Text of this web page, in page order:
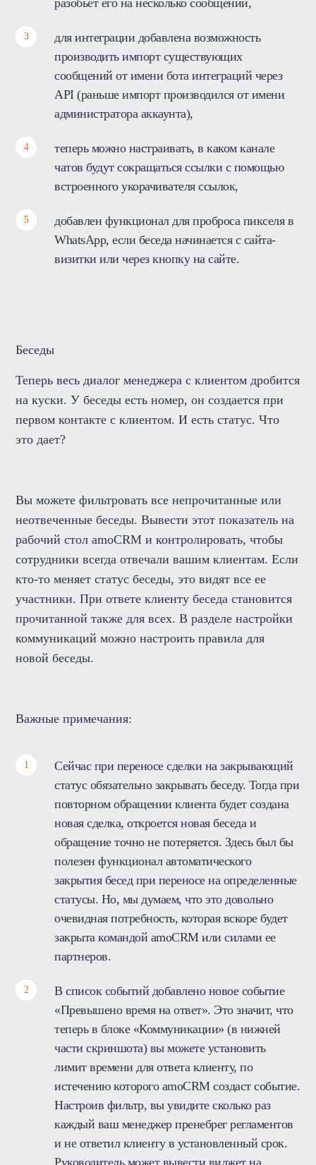
для интеграции добавлена возможность
производить импорт существующих
сообщений от имени бота интеграций через
API (раньше импорт производился от имени
администратора аккаунта),
теперь можно настраивать, в каком канале
чатов будут сокращаться ссылки с помощью
встроенного укорачивателя ссылок,
добавлен функционал для проброса пикселя в
WhatsApp, если беседа начинается с сайта-
визитки или через кнопку на сайте.
Беседы
Теперь весь диалог менеджера с клиентом дробится
на куски. У беседы есть номер, он создается при
первом контакте с клиентом. И есть статус. Что
это дает?
Вы можете фильтровать все непрочитанные или
неотвеченные беседы. Вывести этот показатель на
рабочий стол amoCRM и контролировать, чтобы
сотрудники всегда отвечали вашим клиентам. Если
кто-то меняет статус беседы, это видят все ее
участники. При ответе клиенту беседа становится
прочитанной также для всех. В разделе настройки
коммуникаций можно настроить правила для
новой беседы.
Важные примечания:
Сейчас при переносе сделки на закрывающий
статус обязательно закрывать беседу. Тогда при
повторном обращении клиента будет создана
новая сделка, откроется новая беседа и
обращение точно не потеряется. Здесь был бы
полезен функционал автоматического
закрытия бесед при переносе на определенные
статусы. Но, мы думаем, что это довольно
очевидная потребность, которая вскоре будет
закрыта командой amoCRM или силами ее
партнеров.
В список событий добавлено новое событие
«Превышено время на ответ». Это значит, что
теперь в блоке «Коммуникации» (в нижней
части скриншота) вы можете установить
лимит времени для ответа клиенту, по
истечению которого amoCRM создаст событие.
Настроив фильтр, вы увидите сколько раз
каждый ваш менеджер пренебрег регламентов
и не ответил клиенту в установленный срок.
Руководитель может вывести виджет на